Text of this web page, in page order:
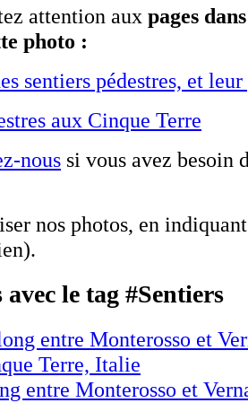
attention aux pages
photo :
sentiers pédestres, et
aux Cinque Terre
nous si vous avez
nos photos, en
le tag #Sentiers
entre Monterosso et